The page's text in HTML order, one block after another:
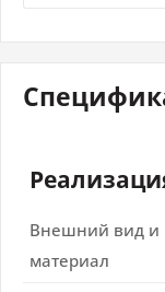
Внешний вид и
материал